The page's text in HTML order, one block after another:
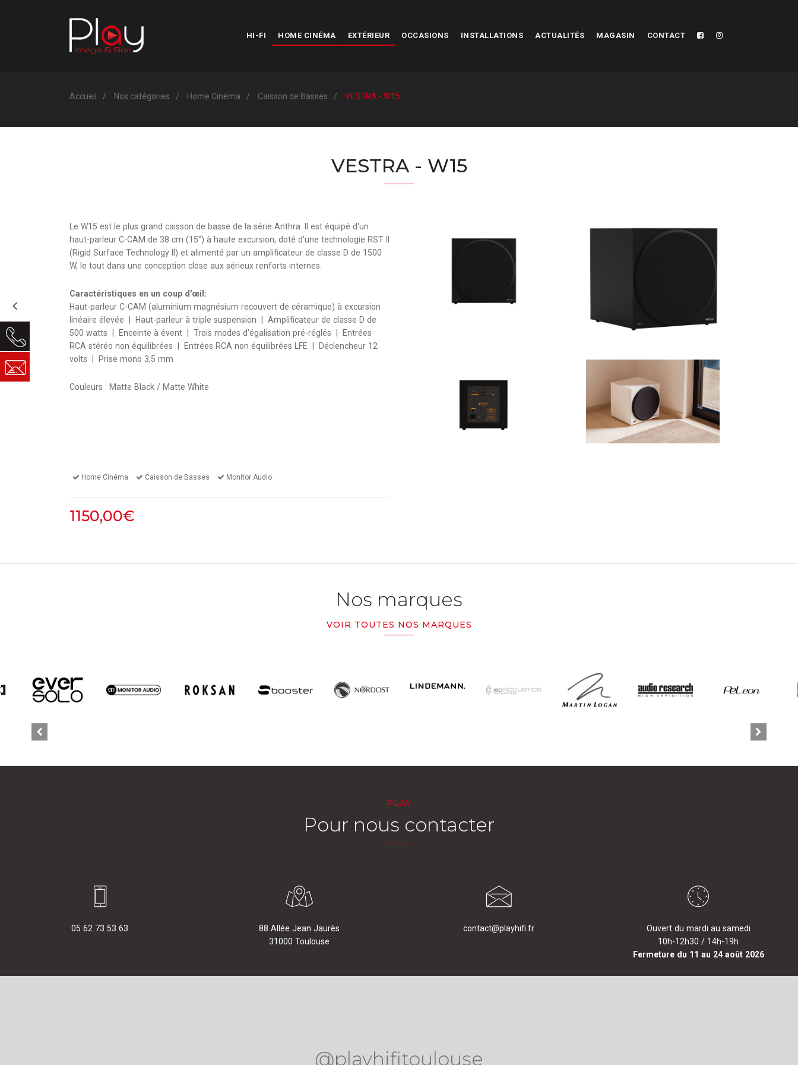
HI-FI HOME CINÉMA EXTÉRIEUR OCCASIONS INSTALLATIONS ACTUALITÉS MAGASIN CONTACT
Accueil Nos catégories Home Cinéma Caisson de Basses VESTRA - W15
VESTRA - W15
Le W15 est le plus grand caisson de basse de la série Anthra. Il est équipé d'un
haut-parleur C-CAM de 38 cm (15”) à haute excursion, doté d'une technologie RST II
(Rigid Surface Technology II) et alimenté par un amplificateur de classe D de 1500
W, le tout dans une conception close aux sérieux renforts internes.
Caractéristiques en un coup d'œil:
Haut-parleur C-CAM (aluminium magnésium recouvert de céramique) à excursion
linéaire élevée | Haut-parleur à triple suspension | Amplificateur de classe D de
500 watts | Enceinte à évent | Trois modes d'égalisation pré-réglés | Entrées
RCA stéréo non équilibrées | Entrées RCA non équilibrées LFE | Déclencheur 12
volts | Prise mono 3,5 mm
Couleurs : Matte Black / Matte White
Home Cinéma Caisson de Basses Monitor Audio
1150,00€
Nos marques
VOIR TOUTES NOS MARQUES
PLAY
Pour nous contacter
05 62 73 53 63
88 Allée Jean Jaurès
31000 Toulouse
contact@playhifi.fr
Ouvert du mardi au samedi
10h-12h30 / 14h-19h
Fermeture du 11 au 24 août 2026
@playhifitoulouse